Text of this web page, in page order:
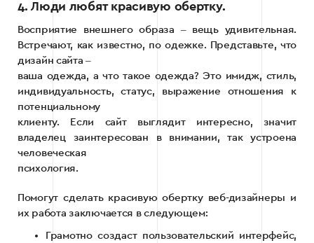
4. Люди любят красивую обертку.
Восприятие внешнего образа ‒ вещь удивительная.
Встречают, как известно, по одежке. Представьте, что
дизайн сайта ‒
ваша одежда, а что такое одежда? Это имидж, стиль,
индивидуальность, статус, выражение отношения к
потенциальному
клиенту. Если сайт выглядит интересно, значит
владелец заинтересован в внимании, так устроена
человеческая
психология.
Помогут сделать красивую обертку веб-дизайнеры и
их работа заключается в следующем:
Грамотно создаст пользовательский интерфейс,